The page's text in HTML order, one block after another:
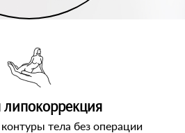
липокоррекция
тела без операции